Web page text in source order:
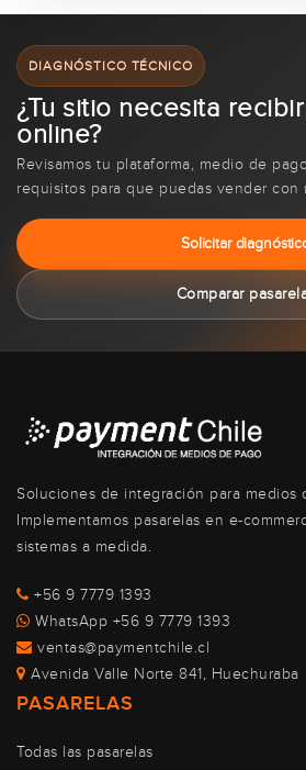
DIAGNÓSTICO TÉCNICO
¿Tu sitio necesita
online?
Revisamos tu plataforma, medio de
requisitos para que puedas vender con
Solicitar
Comparar
Soluciones de integración para medios
Implementamos pasarelas en e-
sistemas a medida.
+56 9 7779 1393
WhatsApp +56 9 7779 1393
ventas@paymentchile.cl
Avenida Valle Norte 841, Huechuraba
PASARELAS
Todas las pasarelas